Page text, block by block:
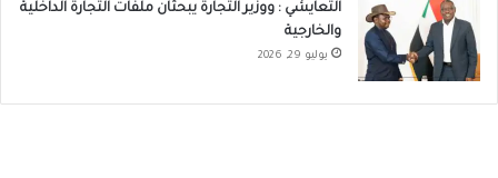
التعايشي : ووزير التجارة يبحثان ملفات التجارة الداخلية
والخارجية
يوليو 29, 2026